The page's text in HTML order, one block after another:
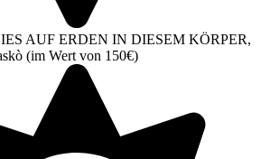
AUF ERDEN IN DIESEM KÖRPER,
(im Wert von 150€)